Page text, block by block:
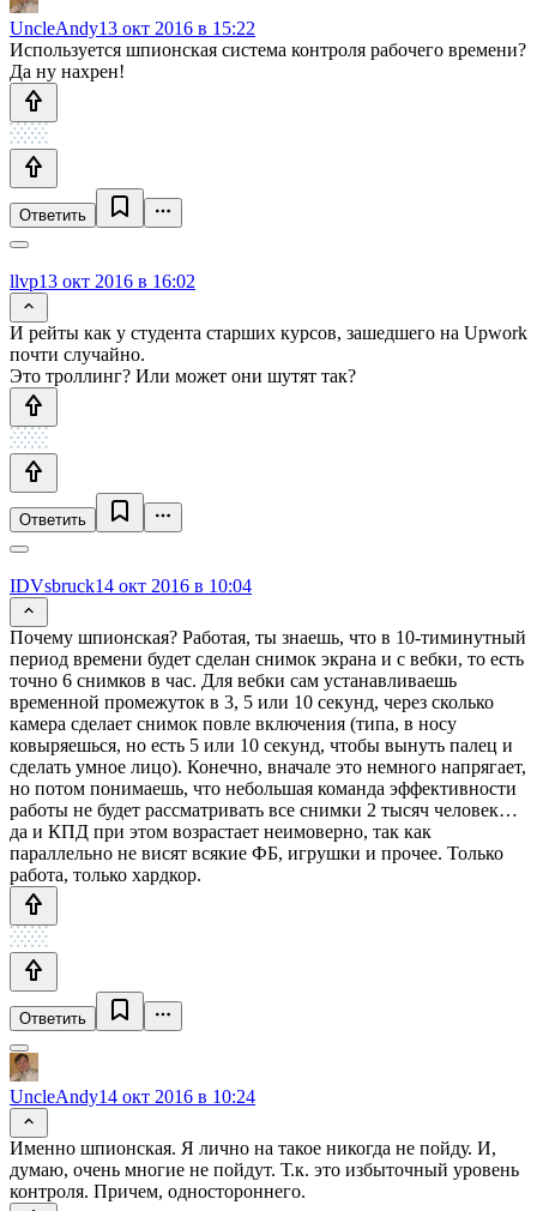
UncleAndy13 окт 2016 в 15:22
Используется шпионская система контроля рабочего времени?
Да ну нахрен!
Ответить
llvp13 окт 2016 в 16:02
И рейты как у студента старших курсов, зашедшего на Upwork
почти случайно.
Это троллинг? Или может они шутят так?
Ответить
IDVsbruck14 окт 2016 в 10:04
Почему шпионская? Работая, ты знаешь, что в 10-тиминутный
период времени будет сделан снимок экрана и с вебки, то есть
точно 6 снимков в час. Для вебки сам устанавливаешь
временной промежуток в 3, 5 или 10 секунд, через сколько
камера сделает снимок повле включения (типа, в носу
ковыряешься, но есть 5 или 10 секунд, чтобы вынуть палец и
сделать умное лицо). Конечно, вначале это немного напрягает,
но потом понимаешь, что небольшая команда эффективности
работы не будет рассматривать все снимки 2 тысяч человек…
да и КПД при этом возрастает неимоверно, так как
параллельно не висят всякие ФБ, игрушки и прочее. Только
работа, только хардкор.
Ответить
UncleAndy14 окт 2016 в 10:24
Именно шпионская. Я лично на такое никогда не пойду. И,
думаю, очень многие не пойдут. Т.к. это избыточный уровень
контроля. Причем, одностороннего.